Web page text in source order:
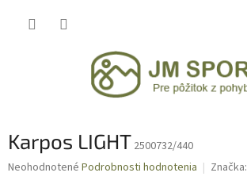
Karpos LIGHT 2500732/440
Priemerné
Neohodnotené Podrobnosti hodnotenia Značka: